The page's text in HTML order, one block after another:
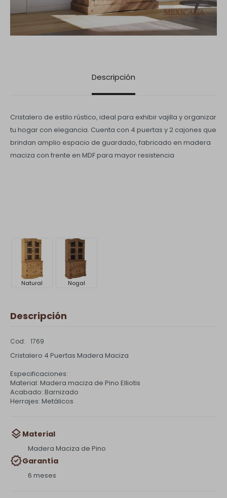
Descripción
Cristalero de estilo rústico, ideal para exhibir vajilla y organizar
tu hogar con elegancia. Cuenta con 4 puertas y 2 cajones que
brindan amplio espacio de guardado, fabricado en madera
maciza con frente en MDF para mayor resistencia
Natural Nogal
Descripción
1769
Cristalero 4 Puertas Madera Maciza
Especificaciones:
Material: Madera maciza de Pino Elliotis
Acabado: Barnizado
Herrajes: Metálicos
Material
Madera Maciza de Pino
Garantía
6 meses